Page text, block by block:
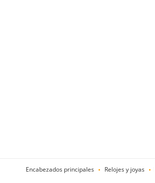
Encabezados principales Relojes y joyas